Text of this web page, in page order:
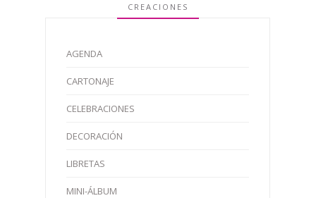
CREACIONES
AGENDA
CARTONAJE
CELEBRACIONES
DECORACIÓN
LIBRETAS
MINI-ÁLBUM